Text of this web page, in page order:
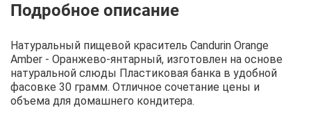
Описание Отзывы Рецепты
Натуральный пищевой краситель Candurin Orange
Amber - Оранжево-янтарный, изготовлен на основе
натуральной слюды Пластиковая банка в удобной
фасовке 30 грамм. Отличное сочетание цены и
объема для домашнего кондитера.